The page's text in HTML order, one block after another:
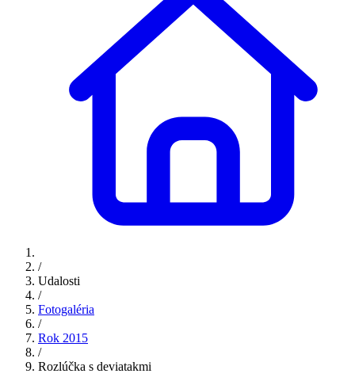
/
Udalosti
/
Fotogaléria
/
Rok 2015
/
Rozlúčka s deviatakmi